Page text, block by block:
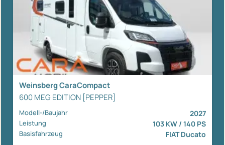
Weinsberg CaraCompact
600 MEG EDITION [PEPPER]
Modell-/Baujahr 2027
Leistung 103 KW / 140 PS
Basisfahrzeug FIAT Ducato